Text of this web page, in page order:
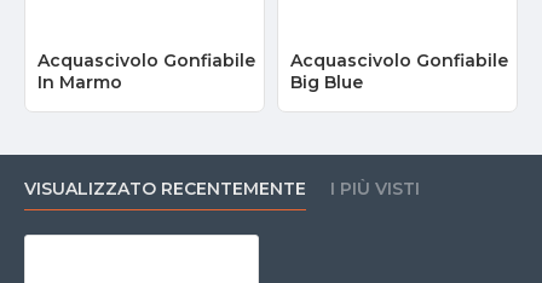
Acquascivolo Gonfiabile
In Marmo
Acquascivolo Gonfiabile
Big Blue
VISUALIZZATO RECENTEMENTE I PIÙ VISTI